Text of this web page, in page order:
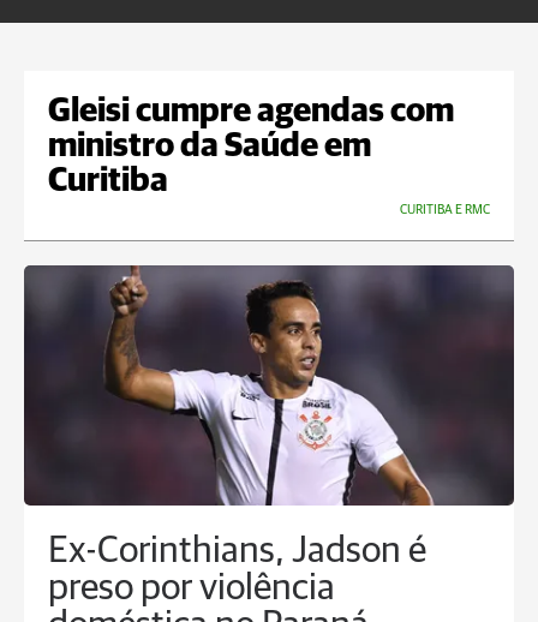
Gleisi cumpre agendas com
ministro da Saúde em
Curitiba
CURITIBA E RMC
Ex-Corinthians, Jadson é
preso por violência